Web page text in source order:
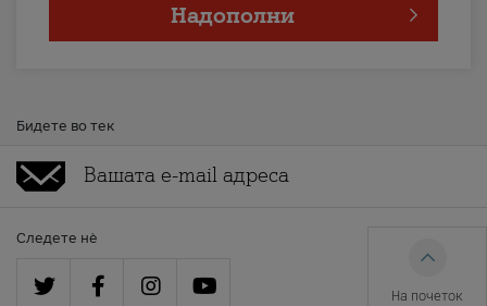
Надополни
Бидете во тек
Следете нè
На почеток